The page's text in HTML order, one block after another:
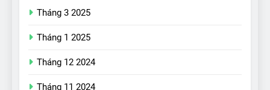
Tháng 3 2025
Tháng 1 2025
Tháng 12 2024
Tháng 11 2024